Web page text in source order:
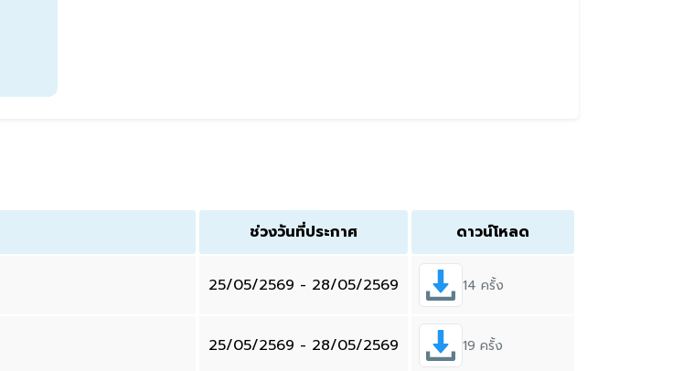
ช่วงวันที่ประกาศ ดาวน์โหลด
25/05/2569 - 28/05/2569 14 ครั้ง
25/05/2569 - 28/05/2569 19 ครั้ง